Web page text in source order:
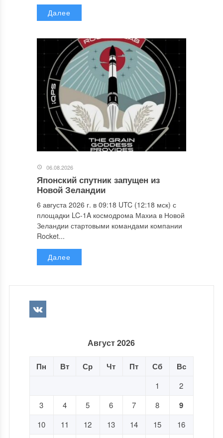
Далее
06.08.2026
Японский спутник запущен из
Новой Зеландии
6 августа 2026 г. в 09:18 UTC (12:18 мск) с
площадки LC-1A космодрома Махиа в Новой
Зеландии стартовыми командами компании
Rocket...
Далее
Август 2026
Пн Вт Ср Чт Пт Сб Вс
1
2
3
4 5 6 7 8 9
10 11 12 13 14 15
16